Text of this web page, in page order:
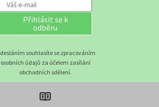
Přihlásit se k
odběru
souhlasíte se zpracováním
osobních údajů za účelem zasílání
obchodních sdělení.